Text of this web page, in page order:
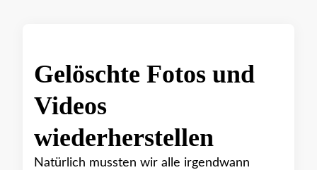
Gelöschte Fotos und
Videos
wiederherstellen
Natürlich mussten wir alle irgendwann